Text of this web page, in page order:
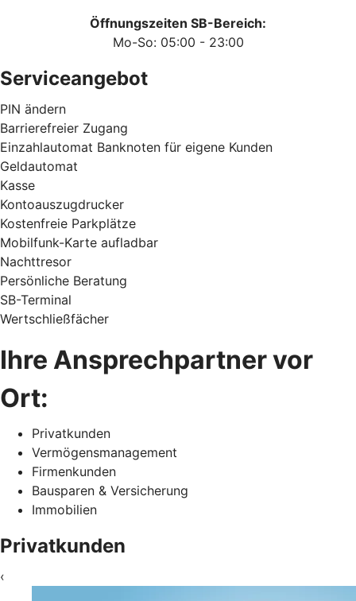
Öffnungszeiten SB-Bereich:
Mo-So: 05:00 - 23:00
Serviceangebot
PIN ändern
Barrierefreier Zugang
Einzahlautomat Banknoten für eigene Kunden
Geldautomat
Kasse
Kontoauszugdrucker
Kostenfreie Parkplätze
Mobilfunk-Karte aufladbar
Nachttresor
Persönliche Beratung
SB-Terminal
Wertschließfächer
Ihre Ansprechpartner vor
Ort:
Privatkunden
Vermögensmanagement
Firmenkunden
Bausparen & Versicherung
Immobilien
Privatkunden
‹